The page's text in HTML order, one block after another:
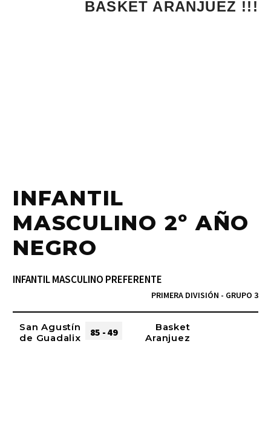
¡¡¡ 1, 2, 3...
INFANTIL
MASCULINO 2º AÑO
NEGRO
INFANTIL MASCULINO PREFERENTE
PRIMERA DIVISIÓN - GRUPO 3
San Agustín
de Guadalix
85 - 49
Basket
Aranjuez